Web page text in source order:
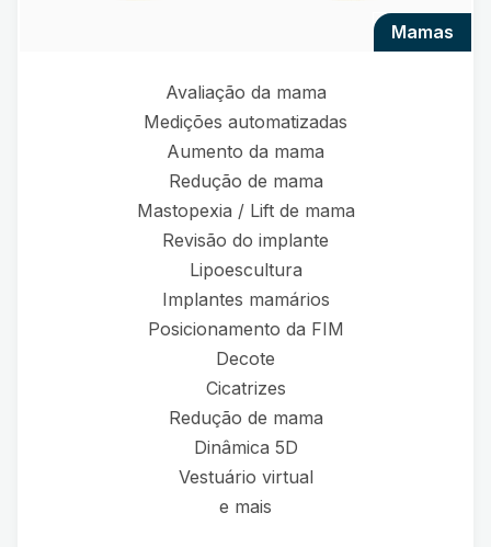
mamas
Avaliação da mama
Medições automatizadas
Aumento da mama
Redução de mama
Mastopexia / Lift de mama
Revisão do implante
Lipoescultura
Implantes mamários
Posicionamento da FIM
Decote
Cicatrizes
Redução de mama
Dinâmica 5D
Vestuário virtual
e mais